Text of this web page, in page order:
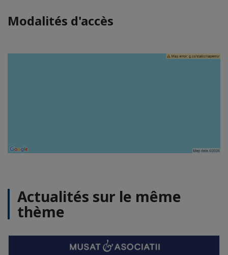
Modalités d'accès
Actualités sur le même
thème